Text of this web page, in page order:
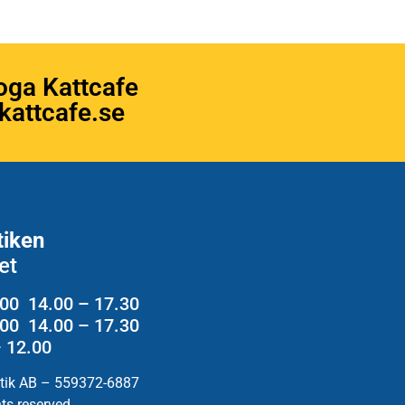
Kattcafe
14.00 – 17.30
14.00 – 17.30
12.00
AB – 559372-6887